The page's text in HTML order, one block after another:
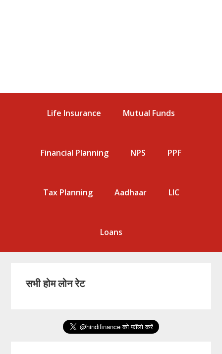
Life Insurance Mutual Funds
Financial Planning NPS PPF
Tax Planning Aadhaar LIC
Loans
सभी होम लोन रेट